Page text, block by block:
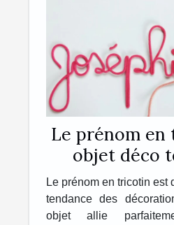
Le prénom
objet déco
Le prénom en tricotin est
tendance des
objet allie